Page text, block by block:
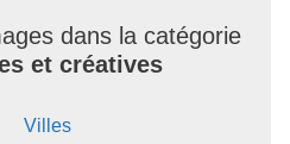
dans la catégorie
et créatives
Villes